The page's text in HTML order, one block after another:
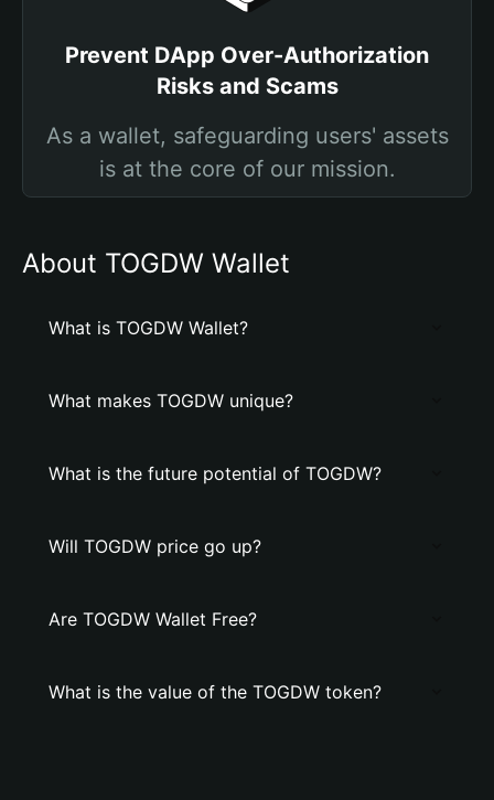
Prevent DApp Over-Authorization
Risks and Scams
As a wallet, safeguarding users' assets
is at the core of our mission.
About TOGDW Wallet
What is TOGDW Wallet?
What makes TOGDW unique?
What is the future potential of TOGDW?
Will TOGDW price go up?
Are TOGDW Wallet Free?
What is the value of the TOGDW token?